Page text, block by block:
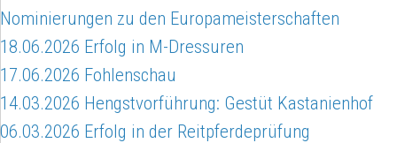
Nominierungen zu den Europameisterschaften
18.06.2026 Erfolg in M-Dressuren
17.06.2026 Fohlenschau
14.03.2026 Hengstvorführung: Gestüt Kastanienhof
06.03.2026 Erfolg in der Reitpferdeprüfung